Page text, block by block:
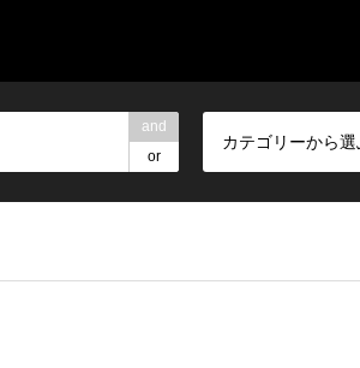
and
or
カテゴリーから選